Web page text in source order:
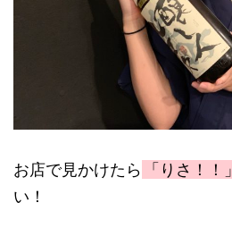
お店で見かけたら 「りさ！！」
い！